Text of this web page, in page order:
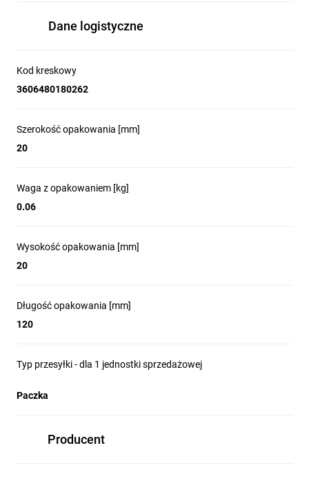
Dane logistyczne
Kod kreskowy
3606480180262
Szerokość opakowania [mm]
20
Waga z opakowaniem [kg]
0.06
Wysokość opakowania [mm]
20
Długość opakowania [mm]
120
Typ przesyłki - dla 1 jednostki sprzedażowej
Paczka
Producent